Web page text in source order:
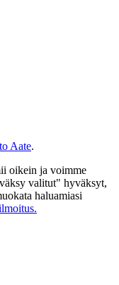
Aate.
oikein ja voimme
valitut" hyväksyt,
haluamiasi